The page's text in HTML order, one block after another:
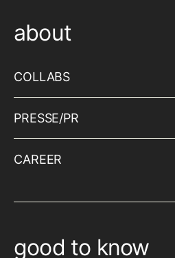
about
COLLABS
PRESSE/PR
CAREER
good to know